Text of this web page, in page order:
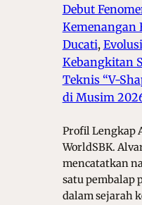
Debut
Kemenangan
Ducati,
Kebangkitan
Teknis “V-
di Musim
Profil Lengkap
WorldSBK.
mencatatkan
satu pembalap
dalam sejarah